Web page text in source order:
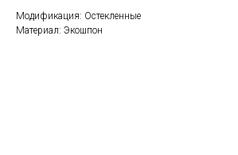
Модификация: Остекленные
Материал: Экошпон